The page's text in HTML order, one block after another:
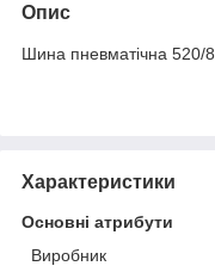
Опис
Шина пневматічна 520/
Характеристики
Основні атрибути
Виробник